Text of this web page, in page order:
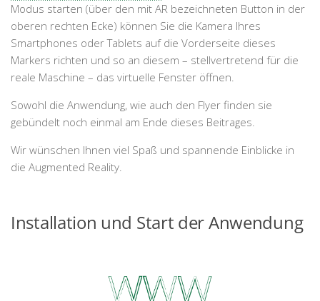
Modus starten (über den mit AR bezeichneten Button in der
oberen rechten Ecke) können Sie die Kamera Ihres
Smartphones oder Tablets auf die Vorderseite dieses
Markers richten und so an diesem – stellvertretend für die
reale Maschine – das virtuelle Fenster öffnen.
Sowohl die Anwendung, wie auch den Flyer finden sie
gebündelt noch einmal am Ende dieses Beitrages.
Wir wünschen Ihnen viel Spaß und spannende Einblicke in
die Augmented Reality.
Installation und Start der Anwendung